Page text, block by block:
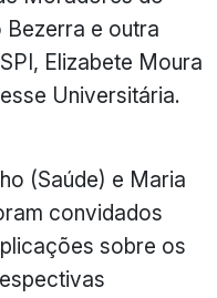
Bezerra e outra
Elizabete Moura
Universitária.
(Saúde) e Maria
convidados
sobre os